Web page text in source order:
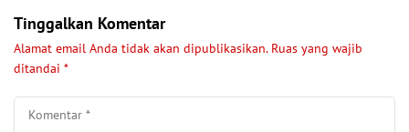
Tinggalkan Komentar
Alamat email Anda tidak akan dipublikasikan. Ruas yang wajib
ditandai *